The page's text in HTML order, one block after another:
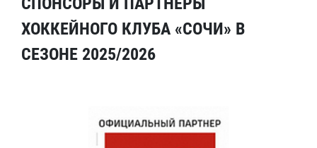
ХОККЕЙНОГО КЛУБА «СОЧИ» В
СЕЗОНЕ 2025/2026